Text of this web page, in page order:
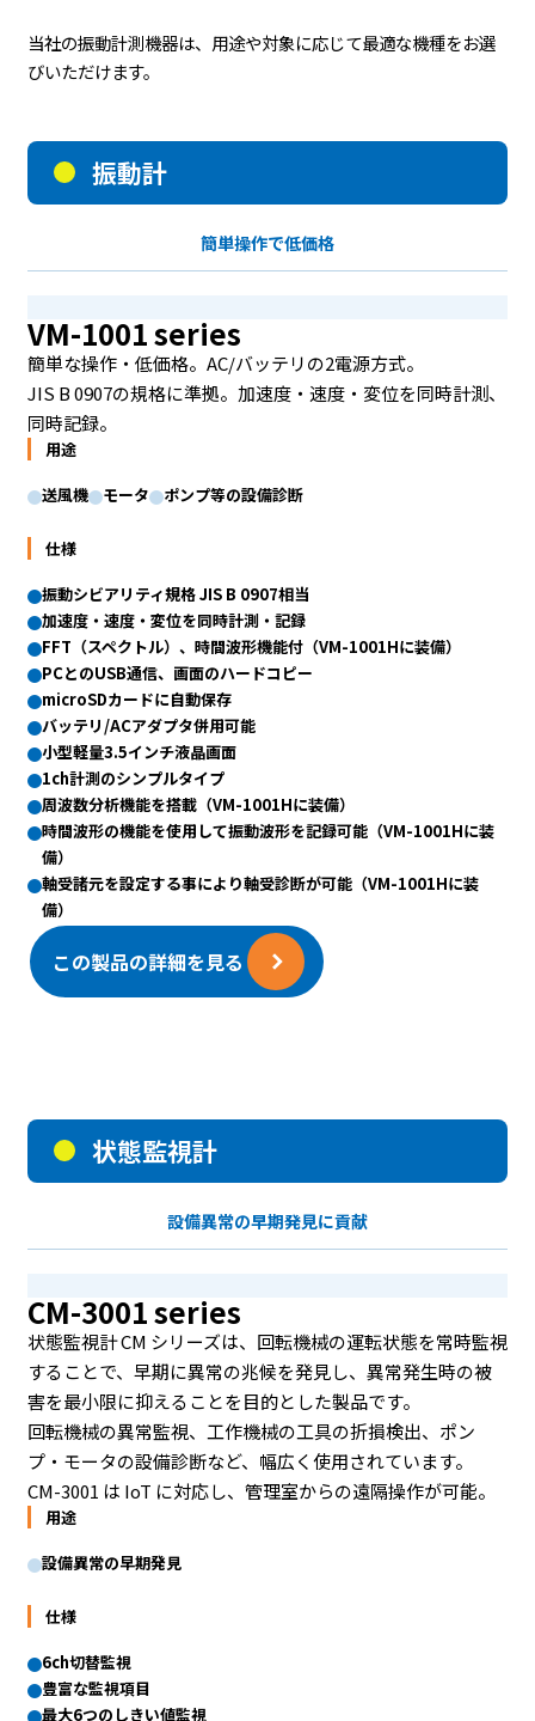
当社の振動計測機器は、用途や対象に応じて最適な機種をお選
びいただけます。
振動計
簡単操作で低価格
VM-1001 series
簡単な操作・低価格。AC/バッテリの2電源方式。
JIS B 0907の規格に準拠。加速度・速度・変位を同時計測、
同時記録。
用途
送風機
モータ ポンプ等の設備診断
仕様
振動シビアリティ規格 JIS B 0907相当
加速度・速度・変位を同時計測・記録
FFT（スペクトル）、時間波形機能付（VM-1001Hに装備）
PCとのUSB通信、画面のハードコピー
microSDカードに自動保存
バッテリ/ACアダプタ併用可能
小型軽量3.5インチ液晶画面
1ch計測のシンプルタイプ
周波数分析機能を搭載（VM-1001Hに装備）
時間波形の機能を使用して振動波形を記録可能（VM-1001Hに装
備）
軸受諸元を設定する事により軸受診断が可能（VM-1001Hに装
備）
この製品の詳細を見る
状態監視計
設備異常の早期発見に貢献
CM-3001 series
状態監視計 CM シリーズは、回転機械の運転状態を常時監視
することで、早期に異常の兆候を発見し、異常発生時の被
害を最小限に抑えることを目的とした製品です。
回転機械の異常監視、工作機械の工具の折損検出、ポン
プ・モータの設備診断など、幅広く使用されています。
CM-3001 は IoT に対応し、管理室からの遠隔操作が可能。
用途
設備異常の早期発見
仕様
6ch切替監視
豊富な監視項目
最大6つのしきい値監視